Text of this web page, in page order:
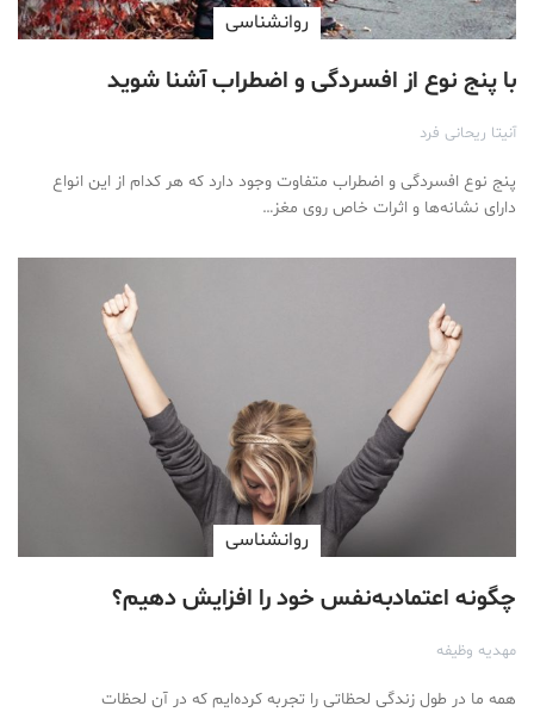
روانشناسی
با پنج نوع از افسردگی و اضطراب آشنا شوید
آنیتا ریحانی فرد
پنج نوع افسردگی و اضطراب متفاوت وجود دارد که هر کدام از این انواع
دارای نشانه‌ها و اثرات خاص روی مغز…
روانشناسی
چگونه اعتمادبه‌نفس خود را افزایش دهیم؟
مهدیه وظیفه
همه ما در طول زندگی لحظاتی را تجربه کرده‌ایم که در آن لحظات